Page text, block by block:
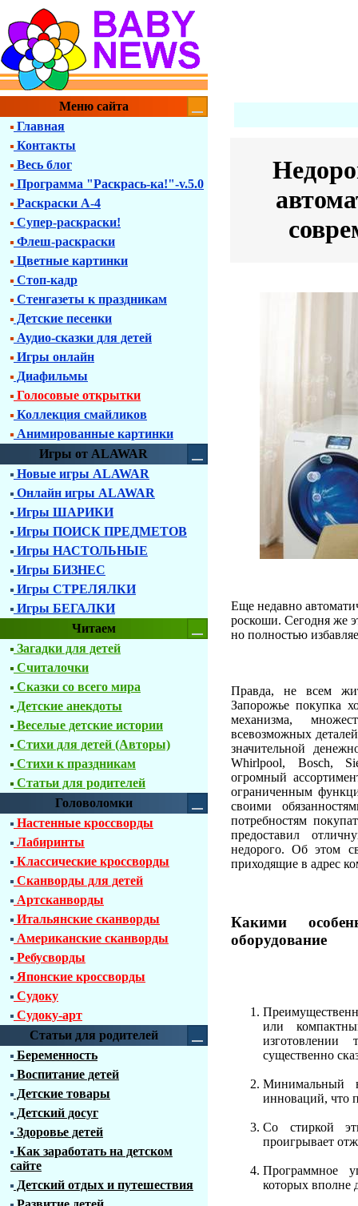
Меню сайта
Главная
Контакты
Весь блог
Программа "Раскрась-ка!"-v.5.0
Раскраски А-4
Супер-раскраски!
Флеш-раскраски
Цветные картинки
Стоп-кадр
Стенгазеты к праздникам
Детские песенки
Аудио-сказки для детей
Игры онлайн
Диафильмы
Голосовые открытки
Коллекция смайликов
Анимированные картинки
Игры от ALAWAR
Новые игры ALAWAR
Онлайн игры ALAWAR
Игры ШАРИКИ
Игры ПОИСК ПРЕДМЕТОВ
Игры НАСТОЛЬНЫЕ
Игры БИЗНЕС
Игры СТРЕЛЯЛКИ
Игры БЕГАЛКИ
Читаем
Загадки для детей
Считалочки
Сказки со всего мира
Детские анекдоты
Веселые детские истории
Стихи для детей (Авторы)
Стихи к праздникам
Статьи для родителей
Головоломки
Настенные кроссворды
Лабиринты
Классические кроссворды
Сканворды для детей
Артсканворды
Итальянские сканворды
Американские сканворды
Ребусворды
Японские кроссворды
Судоку
Судоку-арт
Статьи для родителей
Беременность
Воспитание детей
Детские товары
Детский досуг
Здоровье детей
Как заработать на детском
сайте
Детский отдых и путешествия
Еще недавно
роскоши. Сегодня же
но полностью
Правда, не всем
Запорожье покупка
механизма,
всевозможных
значительной
Whirlpool, Bosch,
огромный
ограниченным
своими
потребностям
предоставил
недорого. Об этом
приходящие в адрес
Какими
оборудование
или
изготовлении
существенно
Минимальный
инноваций, что
Со стиркой
проигрывает
Программное
которых вполне